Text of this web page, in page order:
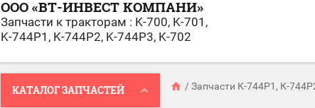
ООО «ВТ-ИНВЕСТ KОМПАНИ»
Запчасти к тракторам : K-700, K-701,
K-744Р1, K-744Р2, K-744Р3, K-702
КАТАЛОГ ЗАПЧАСТЕЙ / Запчасти К-744Р1, К-